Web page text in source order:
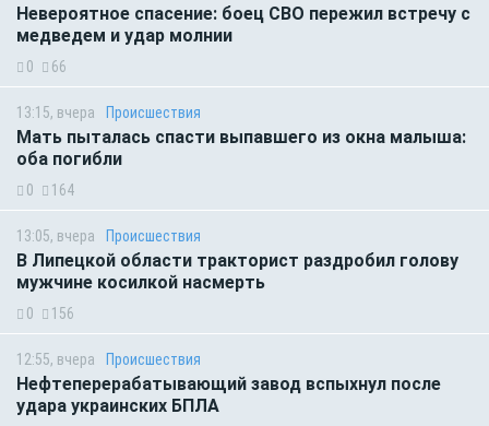
Невероятное спасение: боец СВО пережил встречу с
медведем и удар молнии
0 66
13:15, вчера Происшествия
Мать пыталась спасти выпавшего из окна малыша:
оба погибли
0 164
13:05, вчера Происшествия
В Липецкой области тракторист раздробил голову
мужчине косилкой насмерть
0 156
12:55, вчера Происшествия
Нефтеперерабатывающий завод вспыхнул после
удара украинских БПЛА